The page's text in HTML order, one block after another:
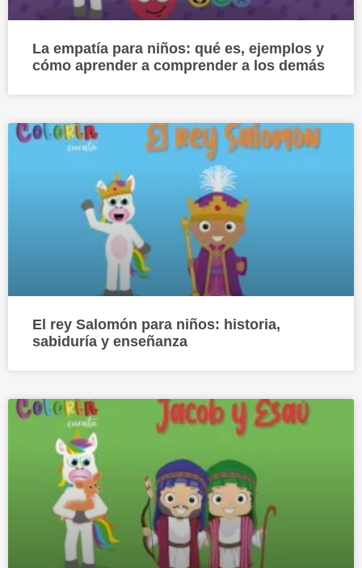
La empatía para niños: qué es, ejemplos y
cómo aprender a comprender a los demás
El rey Salomón para niños: historia,
sabiduría y enseñanza